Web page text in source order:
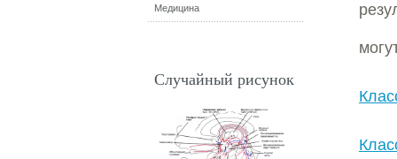
Медицина
Случайный рисунок